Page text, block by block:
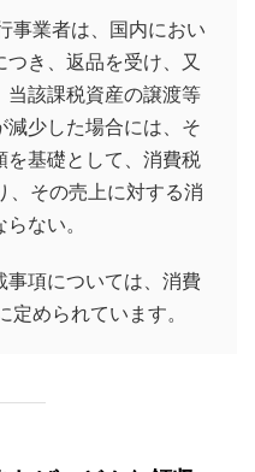
事業者は、国内におい
き、返品を受け、又
当該課税資産の譲渡等
減少した場合には、そ
を基礎として、消費税
、その売上に対する消
ない。
事項については、消費
められています。